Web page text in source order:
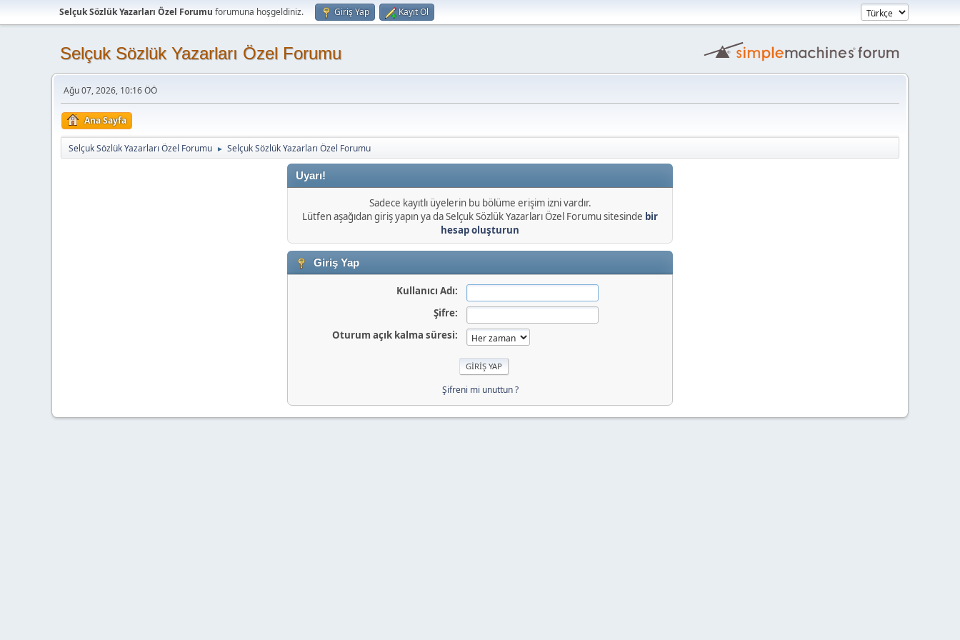
Selçuk Sözlük Yazarları Özel Forumu forumuna hoşgeldiniz. Giriş Yap Kayıt Ol
Selçuk Sözlük Yazarları Özel Forumu
Ağu 07, 2026, 10:16 ÖÖ
Ana Sayfa
Selçuk Sözlük Yazarları Özel Forumu ► Selçuk Sözlük Yazarları Özel Forumu
Uyarı!
Sadece kayıtlı üyelerin bu bölüme erişim izni vardır.
Lütfen aşağıdan giriş yapın ya da Selçuk Sözlük Yazarları Özel Forumu sitesinde bir
hesap oluşturun
Giriş Yap
Kullanıcı Adı:
Şifre:
Oturum açık kalma süresi:
Şifreni mi unuttun ?